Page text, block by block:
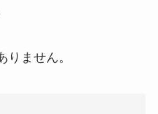
りません。